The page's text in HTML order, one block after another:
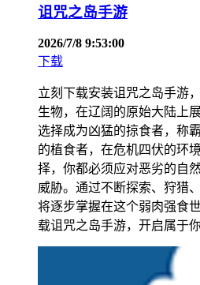
诅咒之岛手游
2026/7/8 9:53:00
下载
立刻下载安装诅咒之岛手游
生物，在辽阔的原始大陆上
选择成为凶猛的掠食者，称
的植食者，在危机四伏的环
择，你都必须应对恶劣的自
威胁。通过不断探索、狩猎
将逐步掌握在这个弱肉强食
载诅咒之岛手游，开启属于